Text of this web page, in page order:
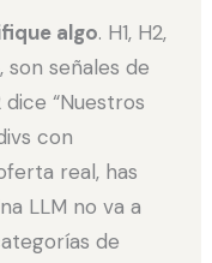
algo. H1, H2,
señales de
“Nuestros
con
real, has
LLM no va a
de